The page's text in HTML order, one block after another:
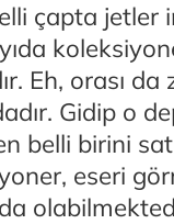
çapta jetler
Eh, orası da
Gidip o
belli birini
eseri